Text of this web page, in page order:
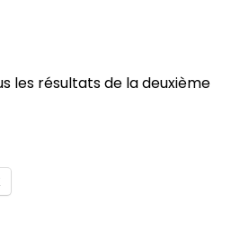
les résultats de la deuxième